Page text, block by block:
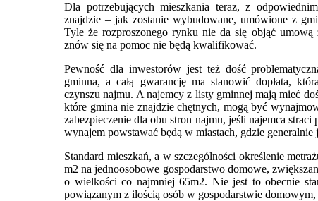
Dla potrzebujących mieszkania teraz, z
znajdzie – jak zostanie wybudowane, umówione z
Tyle że rozproszonego rynku nie da się objąć
znów się na pomoc nie będą kwalifikować.
Pewność dla inwestorów jest też dość
gminna, a całą gwarancję ma stanowić dopłata,
czynszu najmu. A najemcy z listy gminnej mają mieć
które gmina nie znajdzie chętnych, mogą być
zabezpieczenie dla obu stron najmu, jeśli najemca
wynajem powstawać będą w miastach, gdzie
Standard mieszkań, a w szczególności określenie
m2 na jednoosobowe gospodarstwo domowe,
o wielkości co najmniej 65m2. Nie jest to obecnie
powiązanym z ilością osób w gospodarstwie